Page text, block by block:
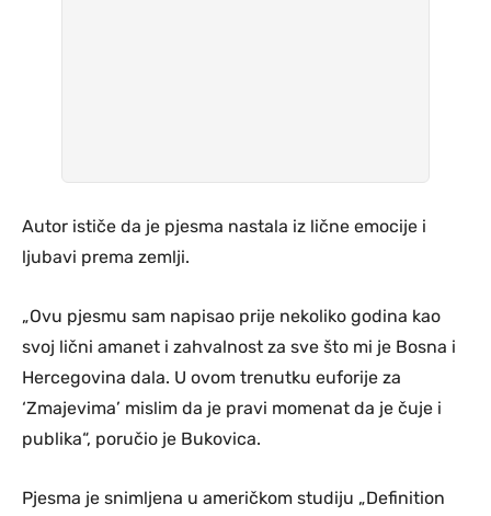
Autor ističe da je pjesma nastala iz lične emocije i
ljubavi prema zemlji.
„Ovu pjesmu sam napisao prije nekoliko godina kao
svoj lični amanet i zahvalnost za sve što mi je Bosna i
Hercegovina dala. U ovom trenutku euforije za
‘Zmajevima’ mislim da je pravi momenat da je čuje i
publika“, poručio je Bukovica.
Pjesma je snimljena u američkom studiju „Definition